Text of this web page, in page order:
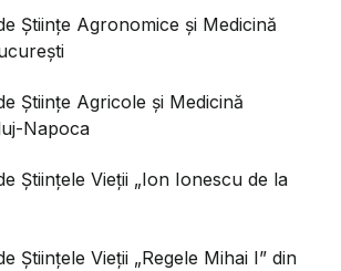
Științe Agronomice și Medicină
Științe Agricole și Medicină
Napoca
Științele Vieții „Ion Ionescu de la
Științele Vieții „Regele Mihai I” din